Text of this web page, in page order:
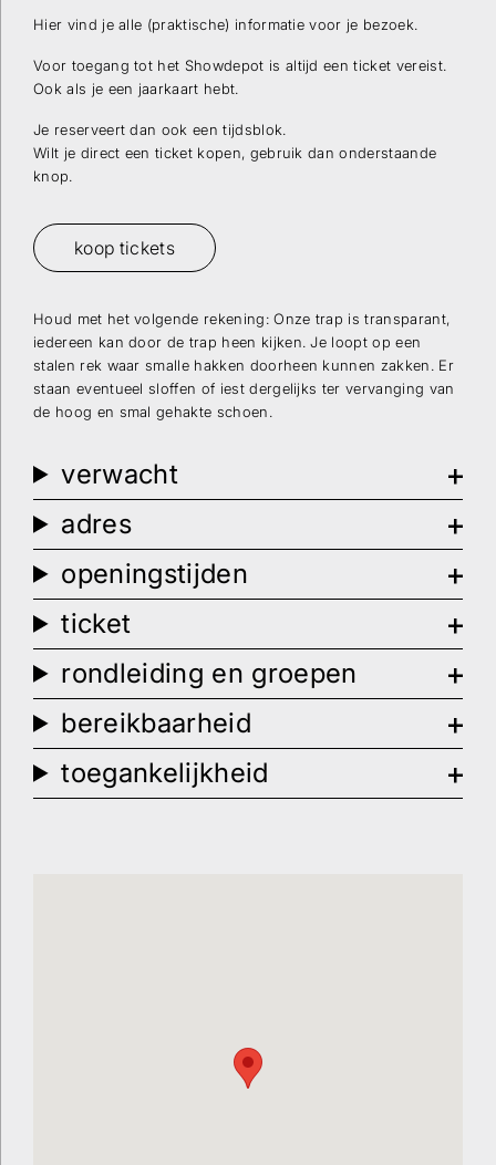
Hier vind je alle (praktische) informatie voor je bezoek.
Voor toegang tot het Showdepot is altijd een ticket vereist.
Ook als je een jaarkaart hebt.
Je reserveert dan ook een tijdsblok.
Wilt je direct een ticket kopen, gebruik dan onderstaande
knop.
koop tickets
Houd met het volgende rekening: Onze trap is transparant,
iedereen kan door de trap heen kijken. Je loopt op een
stalen rek waar smalle hakken doorheen kunnen zakken. Er
staan eventueel sloffen of iest dergelijks ter vervanging van
de hoog en smal gehakte schoen.
verwacht
adres
openingstijden
ticket
rondleiding en groepen
bereikbaarheid
toegankelijkheid